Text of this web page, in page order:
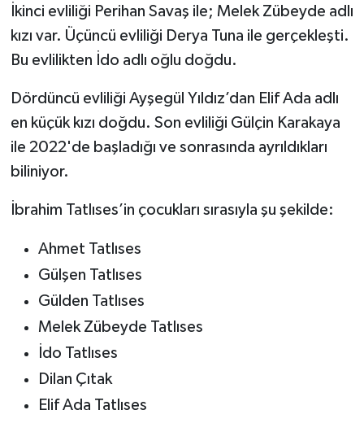
İkinci evliliği Perihan Savaş ile; Melek Zübeyde adlı
kızı var. Üçüncü evliliği Derya Tuna ile gerçekleşti.
Bu evlilikten İdo adlı oğlu doğdu.
Dördüncü evliliği Ayşegül Yıldız’dan Elif Ada adlı
en küçük kızı doğdu. Son evliliği Gülçin Karakaya
ile 2022'de başladığı ve sonrasında ayrıldıkları
biliniyor.
İbrahim Tatlıses’in çocukları sırasıyla şu şekilde:
Ahmet Tatlıses
Gülşen Tatlıses
Gülden Tatlıses
Melek Zübeyde Tatlıses
İdo Tatlıses
Dilan Çıtak
Elif Ada Tatlıses